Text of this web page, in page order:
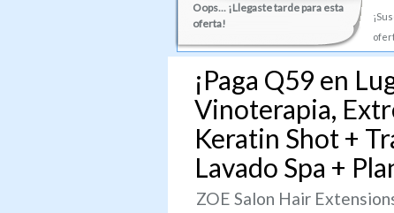
Oops... ¡Llegaste tarde para esta
oferta!
¡Paga Q59 en
Vinoterapia,
Keratin Shot +
Lavado Spa +
ZOE Salon Hair